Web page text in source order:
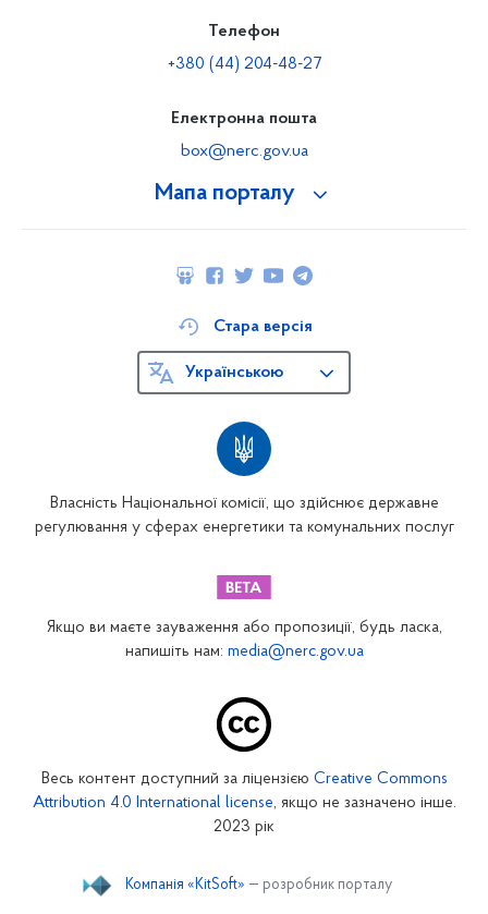
Мапа порталу
Телефон
+380 (44) 204-48-27
Електронна пошта
box@nerc.gov.ua
Власність Національної комісії, що здійснює державне
регулювання у сферах енергетики та комунальних послуг
Стара версія
Українською
Якщо ви маєте зауваження або пропозиції, будь ласка,
напишіть нам: media@nerc.gov.ua
Весь контент доступний за ліцензією Creative Commons
Attribution 4.0 International license, якщо не зазначено інше.
2023 рік
Компанія «KitSoft» — розробник порталу